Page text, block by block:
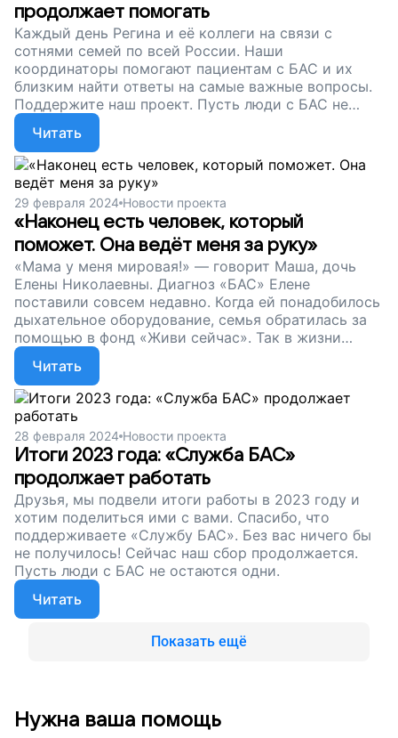
продолжает помогать
Каждый день Регина и её коллеги на связи с
сотнями семей по всей России. Наши
координаторы помогают пациентам с БАС и их
близким найти ответы на самые важные вопросы.
Поддержите наш проект. Пусть люди с БАС не
остаются одни!
Читать
29 февраля 2024 Новости проекта
«Наконец есть человек, который
поможет. Она ведёт меня за руку»
«Мама у меня мировая!» — говорит Маша, дочь
Елены Николаевны. Диагноз «БАС» Елене
поставили совсем недавно. Когда ей понадобилось
дыхательное оборудование, семья обратилась за
помощью в фонд «Живи сейчас». Так в жизни
Елены Николаевны и её дочери появилась
координатор Млада. Друзья, поддержите наш
сбор, чтобы координаторы продолжали работу.
Пусть люди с БАС и их близкие не остаются одни!
Читать
28 февраля 2024 Новости проекта
Итоги 2023 года: «Служба БАС»
продолжает работать
Друзья, мы подвели итоги работы в 2023 году и
хотим поделиться ими с вами. Спасибо, что
поддерживаете «Службу БАС». Без вас ничего бы
не получилось! Сейчас наш сбор продолжается.
Пусть люди с БАС не остаются одни.
Читать
Показать ещё
Нужна ваша помощь